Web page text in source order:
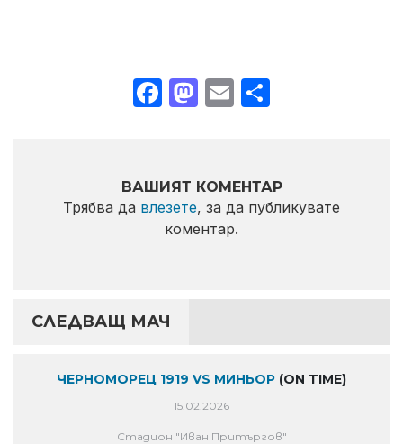
Facebook
Mastodon
Email
ВАШИЯТ КОМЕНТАР
Трябва да влезете, за да публикувате
коментар.
СЛЕДВАЩ МАЧ
ЧЕРНОМОРЕЦ 1919 VS МИНЬОР (ON TIME)
15.02.2026
Стадион "Иван Притъргов"